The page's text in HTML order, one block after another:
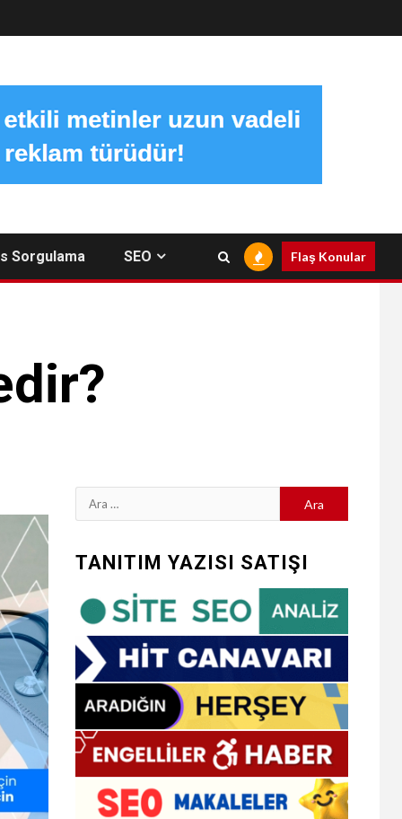
Sorgulama SEO Flaş Konular
Arama:
TANITIM YAZISI SATIŞI